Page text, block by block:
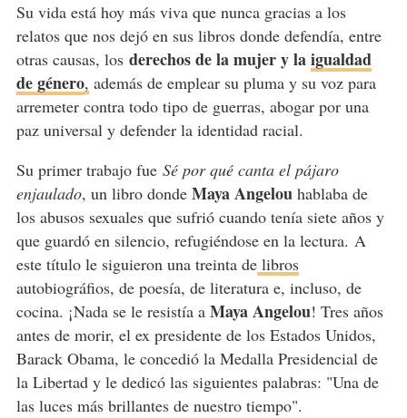
Su vida está hoy más viva que nunca gracias a los
relatos que nos dejó en sus libros donde defendía, entre
otras causas, los derechos de la mujer y laigualdad
de género, además de emplear su pluma y su voz para
arremeter contra todo tipo de guerras, abogar por una
paz universal y defender la identidad racial.
Su primer trabajo fue Sé por qué canta el pájaro
enjaulado, un libro donde Maya Angelouhablaba de
los abusos sexuales que sufrió cuando tenía siete años y
que guardó en silencio, refugiéndose en la lectura. A
este título le siguieron una treinta delibros
autobiográfios, de poesía, de literatura e, incluso, de
cocina. ¡Nada se le resistía a Maya Angelou! Tres años
antes de morir, el ex presidente de los Estados Unidos,
Barack Obama, le concedió la Medalla Presidencial de
la Libertad y le dedicó las siguientes palabras: "Una de
las luces más brillantes de nuestro tiempo".